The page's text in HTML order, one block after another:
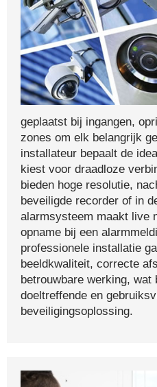
geplaatst bij ingangen,
zones om elk belangrijk
installateur bepaalt de
kiest voor draadloze
bieden hoge resolutie,
beveiligde recorder of in
alarmsysteem maakt live
opname bij een
professionele installatie
beeldkwaliteit, correcte
betrouwbare werking, wat
doeltreffende en
beveiligingsoplossing.